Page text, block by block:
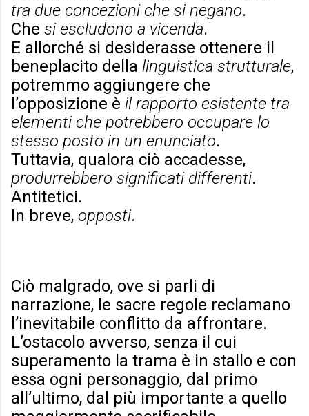
tra due concezioni che si negano.
Che si escludono a vicenda.
E allorché si desiderasse ottenere il
beneplacito della linguistica strutturale,
potremmo aggiungere che
l’opposizione è il rapporto esistente tra
elementi che potrebbero occupare lo
stesso posto in un enunciato.
Tuttavia, qualora ciò accadesse,
produrrebbero significati differenti.
Antitetici.
In breve, opposti.
Ciò malgrado, ove si parli di
narrazione, le sacre regole reclamano
l’inevitabile conflitto da affrontare.
L’ostacolo avverso, senza il cui
superamento la trama è in stallo e con
essa ogni personaggio, dal primo
all’ultimo, dal più importante a quello